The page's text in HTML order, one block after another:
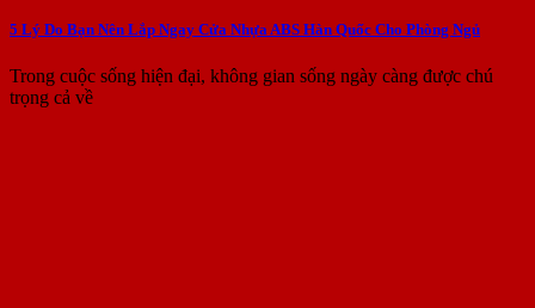
5 Lý Do Bạn Nên Lắp Ngay Cửa Nhựa ABS Hàn Quốc Cho Phòng Ngủ
Trong cuộc sống hiện đại, không gian sống ngày càng được chú
trọng cả về